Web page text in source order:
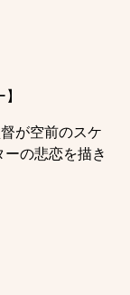
が空前のスケ
の悲恋を描き